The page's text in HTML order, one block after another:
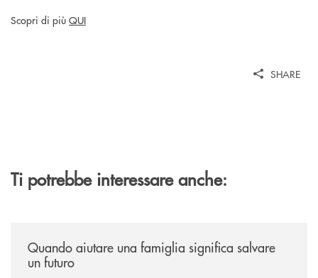
Scopri di più QUI
SHARE
Ti potrebbe interessare anche:
Quando aiutare una famiglia significa salvare
un futuro